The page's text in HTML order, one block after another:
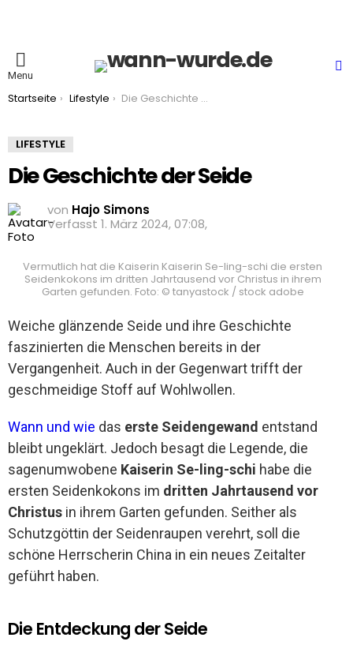
Menu
You are here:
Startseite Lifestyle Die Geschichte der Seide
LIFESTYLE
Die Geschichte der Seide
von Hajo Simons
1. März 2024, 07:08
Vermutlich hat die Kaiserin Kaiserin Se-ling-schi die ersten
Seidenkokons im dritten Jahrtausend vor Christus in ihrem
Garten gefunden. Foto: © tanyastock / stock adobe
Weiche glänzende Seide und ihre Geschichte
faszinierten die Menschen bereits in der
Vergangenheit. Auch in der Gegenwart trifft der
geschmeidige Stoff auf Wohlwollen.
Wann und wie das erste Seidengewand entstand
bleibt ungeklärt. Jedoch besagt die Legende, die
sagenumwobene Kaiserin Se-ling-schi habe die
ersten Seidenkokons im dritten Jahrtausend vor
Christus in ihrem Garten gefunden. Seither als
Schutzgöttin der Seidenraupen verehrt, soll die
schöne Herrscherin China in ein neues Zeitalter
geführt haben.
Die Entdeckung der Seide